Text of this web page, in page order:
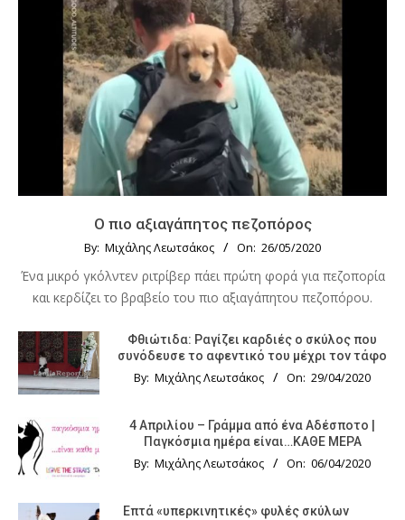
Ο πιο αξιαγάπητος πεζοπόρος
By: Μιχάλης Λεωτσάκος On: 26/05/2020
Ένα μικρό γκόλντεν ριτρίβερ πάει πρώτη φορά για πεζοπορία
και κερδίζει το βραβείο του πιο αξιαγάπητου πεζοπόρου.
Φθιώτιδα: Ραγίζει καρδιές ο σκύλος που
συνόδευσε το αφεντικό του μέχρι τον τάφο
By: Μιχάλης Λεωτσάκος On: 29/04/2020
4 Απριλίου – Γράμμα από ένα Αδέσποτο |
Παγκόσμια ημέρα είναι…ΚΑΘΕ ΜΕΡΑ
By: Μιχάλης Λεωτσάκος On: 06/04/2020
Επτά «υπερκινητικές» φυλές σκύλων